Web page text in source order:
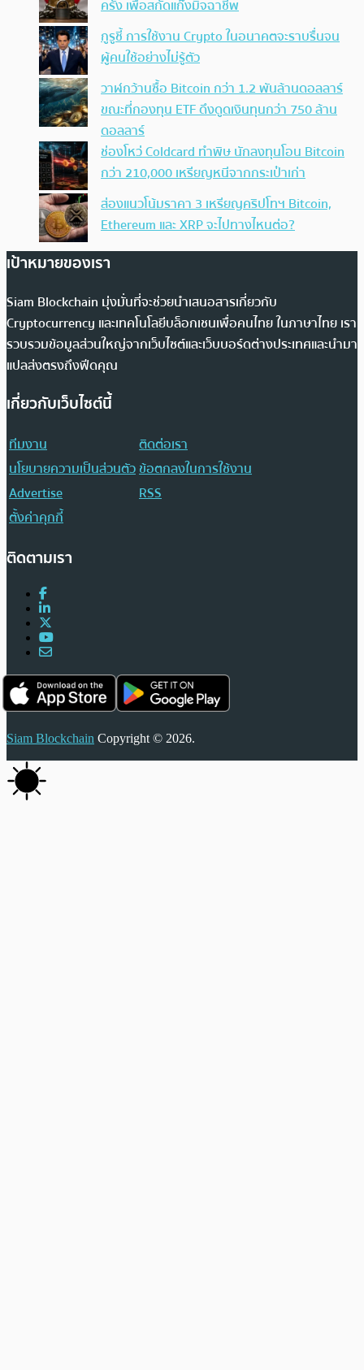
ครั้ง เพื่อสกัดแก๊งมิจฉาชีพ
กูรูชี้ การใช้งาน Crypto ในอนาคตจะราบรื่นจน
ผู้คนใช้อย่างไม่รู้ตัว
วาฬกว้านซื้อ Bitcoin กว่า 1.2 พันล้านดอลลาร์
ขณะที่กองทุน ETF ดึงดูดเงินทุนกว่า 750 ล้าน
ดอลลาร์
ช่องโหว่ Coldcard ทำพิษ นักลงทุนโอน Bitcoin
กว่า 210,000 เหรียญหนีจากกระเป๋าเก่า
ส่องแนวโน้มราคา 3 เหรียญคริปโทฯ Bitcoin,
Ethereum และ XRP จะไปทางไหนต่อ?
เป้าหมายของเรา
Siam Blockchain มุ่งมั่นที่จะช่วยนำเสนอสารเกี่ยวกับ
Cryptocurrency และเทคโนโลยีบล็อกเชนเพื่อคนไทย ในภาษาไทย เรา
รวบรวมข้อมูลส่วนใหญ่จากเว็บไซต์และเว็บบอร์ดต่างประเทศและนำมา
แปลส่งตรงถึงฟีดคุณ
เกี่ยวกับเว็บไซต์นี้
ทีมงาน
ติดต่อเรา
นโยบายความเป็นส่วนตัวข้อตกลงในการใช้งาน
Advertise
RSS
ตั้งค่าคุกกี้
ติดตามเรา
Siam Blockchain Copyright © 2026.